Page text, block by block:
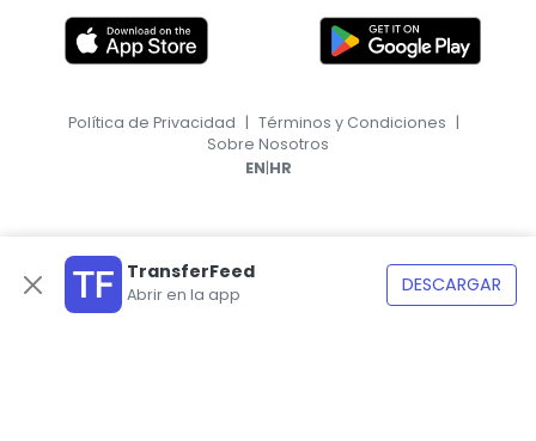
TransferFeed
Abrir en la app DESCARGAR
Política de Privacidad | Términos y Condiciones |
Sobre Nosotros
EN|HR